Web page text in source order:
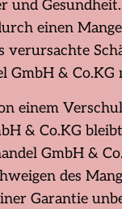
und
einen
verursachte
GmbH & Co.KG
einem
& Co.KG
GmbH &
des
Garantie